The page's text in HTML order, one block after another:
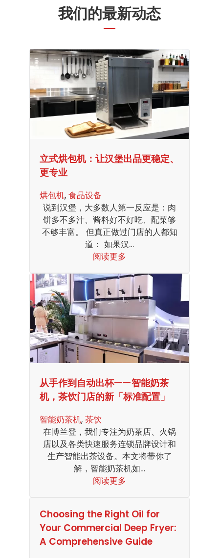
我们的最新动态
立式烘包机：让汉堡出品更稳定、
更专业
烘包机, 食品设备
说到汉堡，大多数人第一反应是：肉
饼多不多汁、酱料好不好吃、配菜够
不够丰富。 但真正做过门店的人都知
道： 如果汉…
阅读更多
从手作到自动出杯——智能奶茶
机，茶饮门店的新「标准配置」
智能奶茶机, 茶饮
在博兰登，我们专注为奶茶店、火锅
店以及各类快速服务连锁品牌设计和
生产智能出茶设备。本文将带你了
解，智能奶茶机如…
阅读更多
Choosing the Right Oil for
Your Commercial Deep Fryer:
A Comprehensive Guide